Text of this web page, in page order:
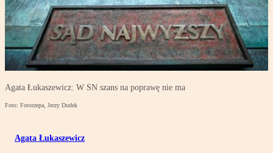
Agata Łukaszewicz: W SN szans na poprawę nie ma
Foto: Fotorzepa, Jerzy Dudek
Agata Łukaszewicz